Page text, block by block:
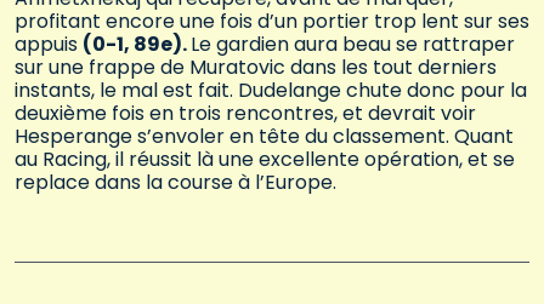
profitant encore une fois d’un portier trop lent sur ses
appuis (0-1, 89e).Le gardien aura beau se rattraper
sur une frappe de Muratovic dans les tout derniers
instants, le mal est fait. Dudelange chute donc pour la
deuxième fois en trois rencontres, et devrait voir
Hesperange s’envoler en tête du classement. Quant
au Racing, il réussit là une excellente opération, et se
replace dans la course à l’Europe.